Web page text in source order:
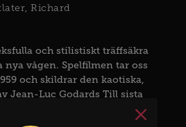
Richard
och stilistiskt träffsäkra
vågen. Spelfilmen tar oss
och skildrar den kaotiska,
Jean-Luc Godards Till sista